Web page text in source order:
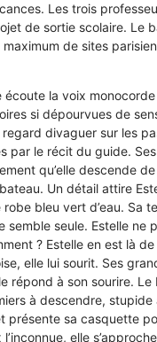
Les trois
de sortie scolaire. Le
de sites
la voix
si dépourvues de
regard divaguer sur les
par le récit du guide.
qu’elle descende
Un détail attire
bleu vert d’eau. Sa
semble seule. Estelle
? Estelle en est là
elle lui sourit. Ses
répond à son sourire.
à descendre,
présente sa casquette
elle